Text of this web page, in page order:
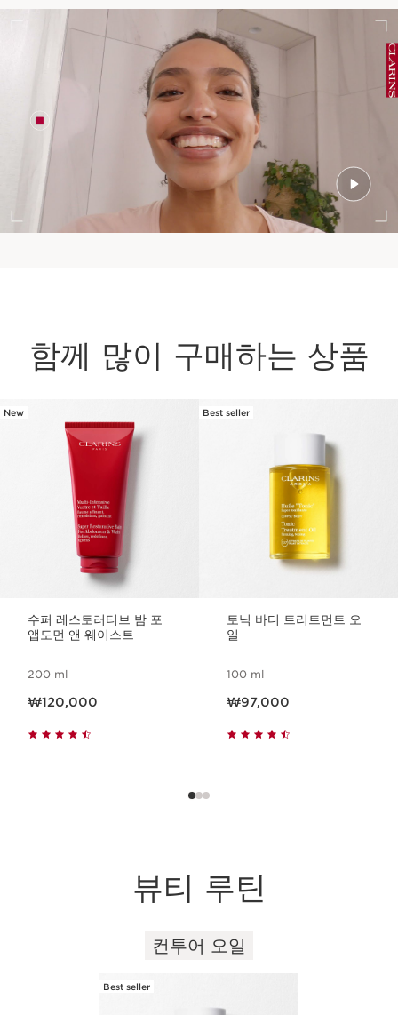
함께 많이 구매하는 상품
컨텐츠로 이동하기
New
수퍼 레스토러티브 밤 포
앱도먼 앤 웨이스트
200 ml
₩120,000
Best seller
토닉 바디 트리트먼트 오
일
100 ml
₩97,000
뷰티 루틴
컨투어 오일
Best seller